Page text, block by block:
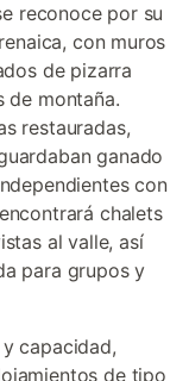
reconoce por su
con muros
de pizarra
de montaña.
restauradas,
ganado
con
chalets
al valle, así
para grupos y
capacidad,
de tipo